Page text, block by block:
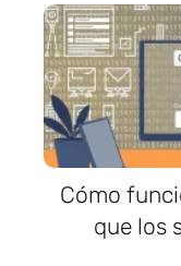
Cómo
que los